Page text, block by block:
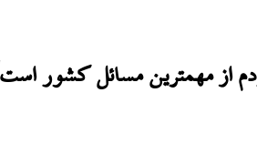
مهمترین مسائل کشور است/